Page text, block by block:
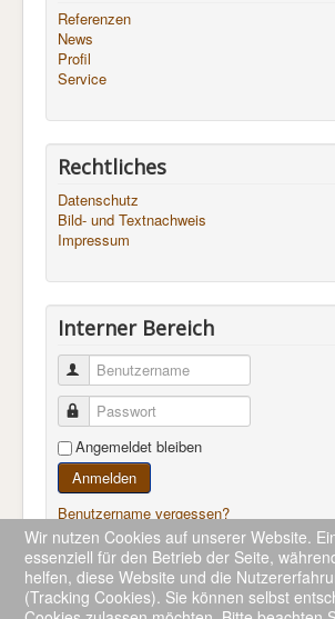
Referenzen
News
Profil
Service
Rechtliches
Datenschutz
Bild- und Textnachweis
Impressum
Interner Bereich
Benutzername
Passwort
Angemeldet bleiben
Anmelden
Benutzername vergessen?
Passwort vergessen?
Wir nutzen Cookies auf unserer Website.
essenziell für den Betrieb der Seite,
helfen, diese Website und die
(Tracking Cookies). Sie können selbst